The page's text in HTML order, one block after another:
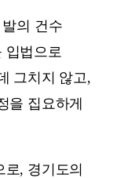
의 건수
입법으로
그치지 않고,
을 집요하게
로, 경기도의